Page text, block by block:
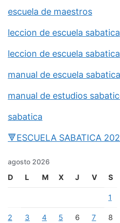
escuela de maestros
leccion de escuela sabatica
leccion de escuela
manual de escuela
manual de estudios
sabatica
🔻ESCUELA SABATICA
agosto 2026
D L M X J V S
1
2 3 4 5 6 7 8